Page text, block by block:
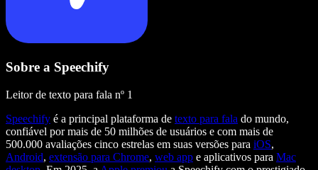
Sobre a Speechify
Leitor de texto para fala nº 1
Speechify é a principal plataforma de texto para fala do mundo,
confiável por mais de 50 milhões de usuários e com mais de
500.000 avaliações cinco estrelas em suas versões para iOS,
Android, extensão para Chrome, web app e aplicativos para Mac